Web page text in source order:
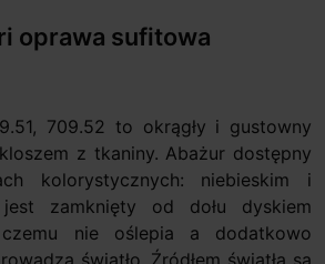
oprawa sufitowa
709.52 to okrągły i gustowny
z tkaniny. Abażur dostępny
kolorystycznych: niebieskim i
zamknięty od dołu dyskiem
nie oślepia a dodatkowo
światło. Źródłem światła są